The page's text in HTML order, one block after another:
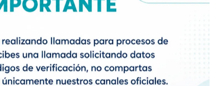
Añadir al carrito